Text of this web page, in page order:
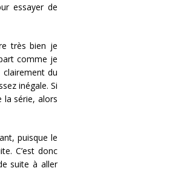
essayer de
très bien je
comme je
clairement du
inégale. Si
la série, alors
puisque le
C’est donc
suite à aller